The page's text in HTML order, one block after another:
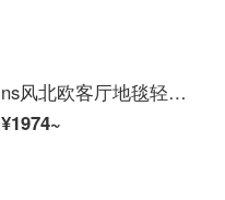
ins风北欧客厅地毯轻奢茶几毯简约现代卧室家用短毛可睡可坐 轻奢风02 160x120cm床边毯
¥1974~